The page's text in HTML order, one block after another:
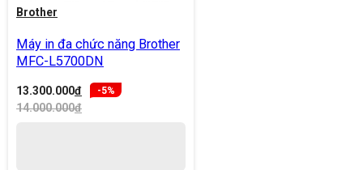
Brother
Máy in đa chức năng Brother
MFC-L5700DN
13.300.000đ -5%
14.000.000đ